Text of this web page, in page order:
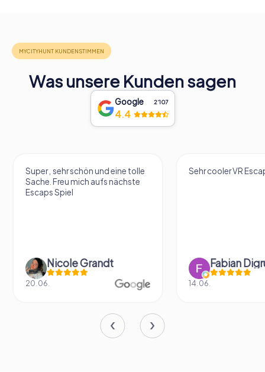
Was unsere Kunden sagen
Google 2‘107
4.4
Super , sehr schön und eine tolle
Sache. Freu mich aufs nächste
Escaps Spiel
Nicole Grandt
20.06.
Sehr cooler VR
Fabian
14.06.